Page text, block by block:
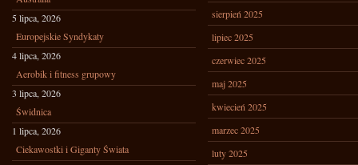
5 lipca, 2026
Europejskie Syndykaty
4 lipca, 2026
Aerobik i fitness grupowy
3 lipca, 2026
Świdnica
1 lipca, 2026
Ciekawostki i Giganty Świata
sierpień 2025
lipiec 2025
czerwiec 2025
maj 2025
kwiecień 2025
marzec 2025
luty 2025